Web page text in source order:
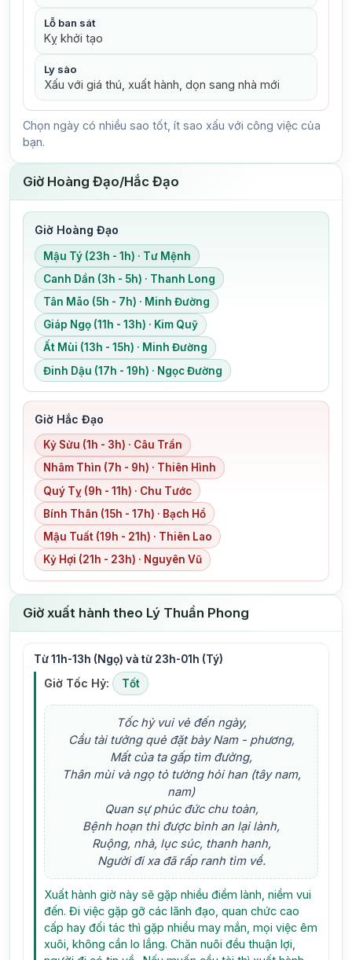
Lỗ ban sát
Kỵ khởi tạo
Ly sào
Xấu với giá thú, xuất hành, dọn sang nhà mới
Chọn ngày có nhiều sao tốt, ít sao xấu với công việc của
bạn.
Giờ Hoàng Đạo/Hắc Đạo
Giờ Hoàng Đạo
Mậu Tý (23h - 1h) · Tư Mệnh
Canh Dần (3h - 5h) · Thanh Long
Tân Mão (5h - 7h) · Minh Đường
Giáp Ngọ (11h - 13h) · Kim Quỹ
Ất Mùi (13h - 15h) · Minh Đường
Đinh Dậu (17h - 19h) · Ngọc Đường
Giờ Hắc Đạo
Kỷ Sửu (1h - 3h) · Câu Trần
Nhâm Thìn (7h - 9h) · Thiên Hình
Quý Tỵ (9h - 11h) · Chu Tước
Bính Thân (15h - 17h) · Bạch Hổ
Mậu Tuất (19h - 21h) · Thiên Lao
Kỷ Hợi (21h - 23h) · Nguyên Vũ
Giờ xuất hành theo Lý Thuần Phong
Từ 11h-13h (Ngọ) và từ 23h-01h (Tý)
Giờ Tốc Hỷ: Tốt
Tốc hỷ vui vẻ đến ngày,
Cầu tài tưởng quẻ đặt bày Nam - phương,
Mất của ta gấp tìm đường,
Thân mùi và ngọ tỏ tường hỏi han (tây nam,
nam)
Quan sự phúc đức chu toàn,
Bệnh hoạn thì được bình an lại lành,
Ruộng, nhà, lục súc, thanh hanh,
Người đi xa đã rấp ranh tìm về.
Xuất hành giờ này sẽ gặp nhiều điềm lành, niềm vui
đến. Đi việc gặp gỡ các lãnh đạo, quan chức cao
cấp hay đối tác thì gặp nhiều may mắn, mọi việc êm
xuôi, không cần lo lắng. Chăn nuôi đều thuận lợi,